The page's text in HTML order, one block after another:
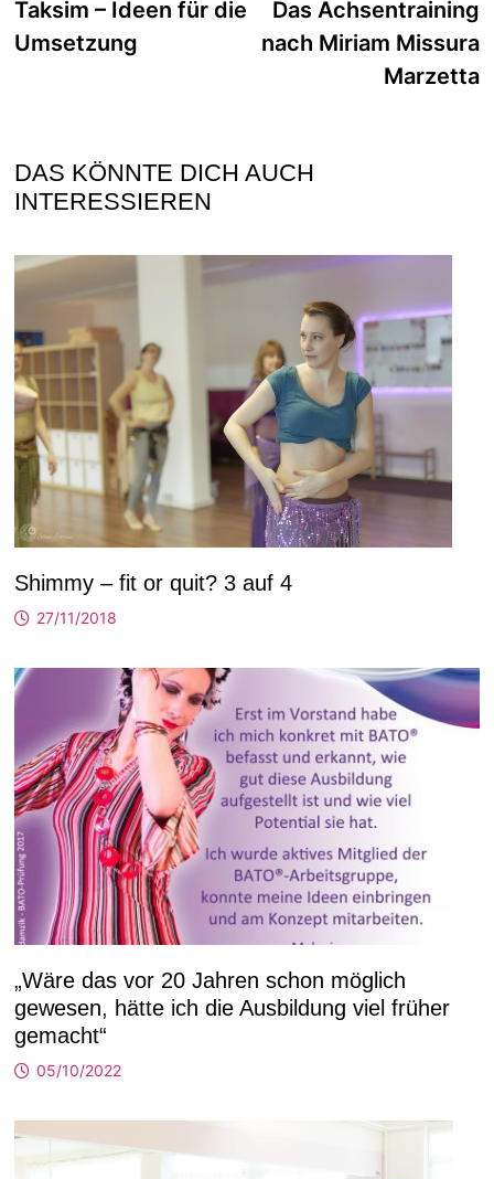
Beitrag:
Taksim – Ideen für die
Umsetzung
Das Achsentraining
nach Miriam Missura
Marzetta
DAS KÖNNTE DICH AUCH
INTERESSIEREN
Shimmy – fit or quit? 3 auf 4
27/11/2018
„Wäre das vor 20 Jahren schon möglich
gewesen, hätte ich die Ausbildung viel früher
gemacht“
05/10/2022